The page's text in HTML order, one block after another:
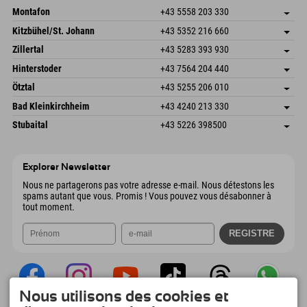
Montafon +43 5558 203 330
Dorfstr. 127b
6793 Gaschurn/Montafon
Autriche
Enregistrer l'adresse
Informations d'arrivée
Réservation
Kitzbühel/St. Johann +43 5352 216 660
Speckbacherstraße 87
Autriche
Enregistrer l'adresse
Réservation
Zillertal +43 5283 393 930
Schmiedau 2
6272 Kaltenbach im Zillertal
Autriche
Enregistrer l'adresse
Informations d'arrivée
Réservation
Hinterstoder +43 7564 204 440
Freizeitpark 10
Autriche
Enregistrer l'adresse
Réservation
Ötztal +43 5255 206 010
Gscheat 14
6441 Umhausen
Autriche
Enregistrer l'adresse
Informations d'arrivée
Réservation
Bad Kleinkirchheim +43 4240 213 330
Dorfstraße 24
Enregistrer l'adresse
Stubaital +43 5226 398500
Explorer Newsletter
Nous ne partagerons pas votre adresse e-mail. Nous détestons les
spams autant que vous. Promis ! Vous pouvez vous désabonner à
tout moment.
Nous utilisons des cookies et